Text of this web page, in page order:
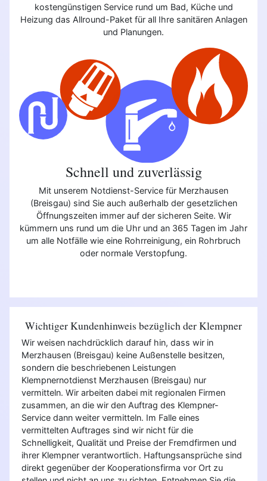
kostengünstigen Service rund um Bad, Küche und
Heizung das Allround-Paket für all Ihre sanitären Anlagen
und Planungen.
Schnell und zuverlässig
Mit unserem Notdienst-Service für Merzhausen
(Breisgau) sind Sie auch außerhalb der gesetzlichen
Öffnungszeiten immer auf der sicheren Seite. Wir
kümmern uns rund um die Uhr und an 365 Tagen im Jahr
um alle Notfälle wie eine Rohrreinigung, ein Rohrbruch
oder normale Verstopfung.
Wichtiger Kundenhinweis bezüglich der Klempner
Wir weisen nachdrücklich darauf hin, dass wir in
Merzhausen (Breisgau) keine Außenstelle besitzen,
sondern die beschriebenen Leistungen
Klempnernotdienst Merzhausen (Breisgau) nur
vermitteln. Wir arbeiten dabei mit regionalen Firmen
zusammen, an die wir den Auftrag des Klempner-
Service dann weiter vermitteln. Im Falle eines
vermittelten Auftrages sind wir nicht für die
Schnelligkeit, Qualität und Preise der Fremdfirmen und
ihrer Klempner verantwortlich. Haftungsansprüche sind
direkt gegenüber der Kooperationsfirma vor Ort zu